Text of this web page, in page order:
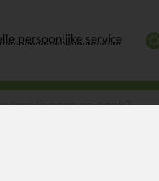
persoonlijke service